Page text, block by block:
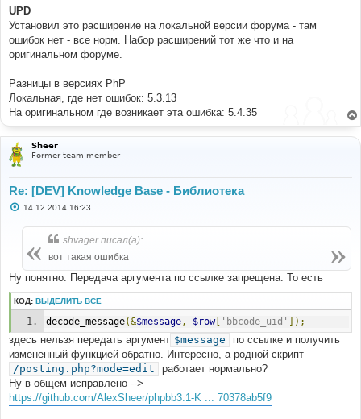
UPD
Установил это расширение на локальной версии форума - там
ошибок нет - все норм. Набор расширений тот же что и на
оригинальном форуме.
Разницы в версиях PhP
Локальная, где нет ошибок: 5.3.13
На оригинальном где возникает эта ошибка: 5.4.35
Sheer
Former team member
Re: [DEV] Knowledge Base - Библиотека
С14.12.2014 16:23
shvager писал(а):
вот такая ошибка
Ну понятно. Передача аргумента по ссылке запрещена. То есть
КОД: ВЫДЕЛИТЬ ВСЁ
decode_message(&$message, $row[ 'bbcode_uid' ]);
здесь нельзя передать аргумент $message
по ссылке и получить
измененный функцией обратно. Интересно, а родной скрипт
/posting.php?mode=edit
работает нормально?
Ну в общем исправлено -->
https://github.com/AlexSheer/phpbb3.1-K ... 70378ab5f9